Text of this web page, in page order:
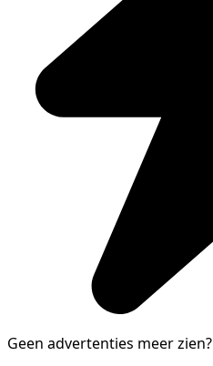
Geen advertenties meer zien?